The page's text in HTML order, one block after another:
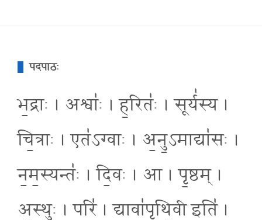
पदपाठः
भ॒द्राः । अश्वाः॑ । ह॒रितः॑ । सूर्य॑स्य ।
चि॒त्राः । एत॑ऽग्वाः । अ॒नु॒ऽमाद्या॑सः ।
न॒म॒स्यन्तः॑ । दि॒वः । आ । पृ॒ष्ठम् ।
अ॒स्थुः॒ । परि॑ । द्यावा॑पृथि॒वी इति॑ ।